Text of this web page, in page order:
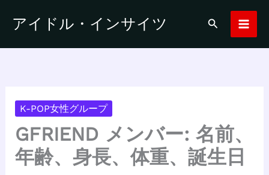
アイドル・インサイツ
検
K-POP女性グループ
GFRIEND メンバー: 名前、
年齢、身長、体重、誕生日